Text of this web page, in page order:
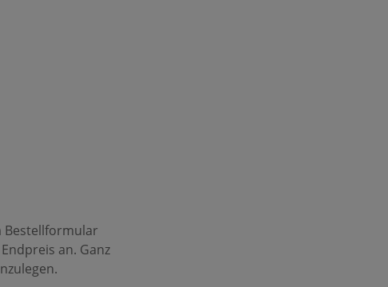
Bestellformular
an. Ganz